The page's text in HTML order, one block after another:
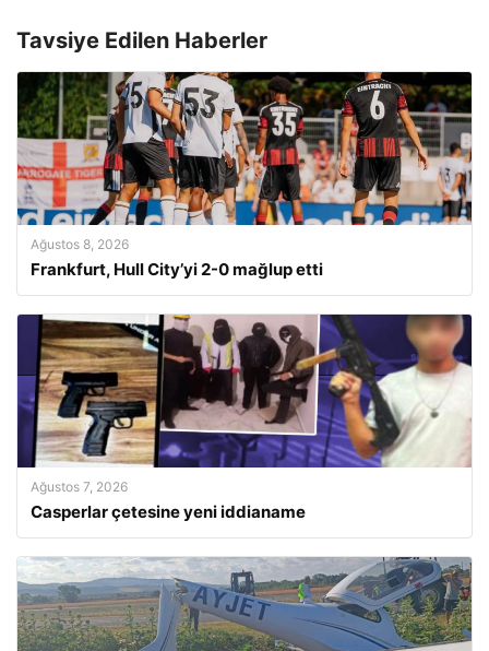
Tavsiye Edilen Haberler
Ağustos 8, 2026
Frankfurt, Hull City’yi 2-0 mağlup etti
Ağustos 7, 2026
Casperlar çetesine yeni iddianame